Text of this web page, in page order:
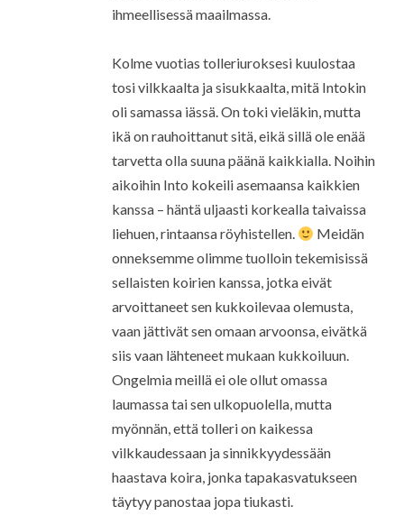
ihmeellisessä maailmassa.
Kolme vuotias tolleriuroksesi kuulostaa
tosi vilkkaalta ja sisukkaalta, mitä Intokin
oli samassa iässä. On toki vieläkin, mutta
ikä on rauhoittanut sitä, eikä sillä ole enää
tarvetta olla suuna päänä kaikkialla. Noihin
aikoihin Into kokeili asemaansa kaikkien
kanssa – häntä uljaasti korkealla taivaissa
liehuen, rintaansa röyhistellen.
Meidän
onneksemme olimme tuolloin tekemisissä
sellaisten koirien kanssa, jotka eivät
arvoittaneet sen kukkoilevaa olemusta,
vaan jättivät sen omaan arvoonsa, eivätkä
siis vaan lähteneet mukaan kukkoiluun.
Ongelmia meillä ei ole ollut omassa
laumassa tai sen ulkopuolella, mutta
myönnän, että tolleri on kaikessa
vilkkaudessaan ja sinnikkyydessään
haastava koira, jonka tapakasvatukseen
täytyy panostaa jopa tiukasti.